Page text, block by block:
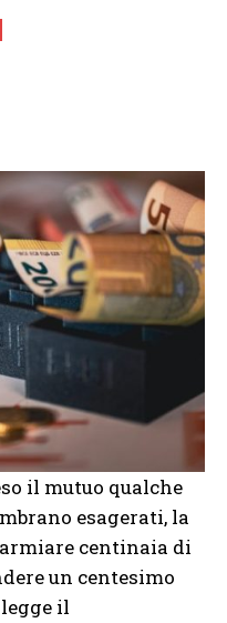
il mutuo qualche
esagerati, la
centinaia di
un centesimo
il